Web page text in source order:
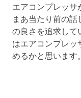
エアコンプレッサ
まあ当たり前の
の良さを追求して
はエアコンプレッ
めるかと思います。